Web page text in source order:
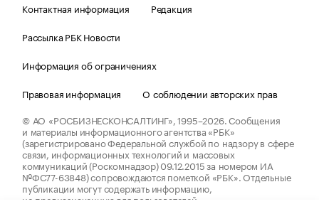
Контактная информация
Редакция
Рассылка РБК Новости
Информация об ограничениях
Правовая информация
О соблюдении авторских прав
© АО «РОСБИЗНЕСКОНСАЛТИНГ»,1995–2026.Сообщения
и материалы информационного агентства «РБК»
(зарегистрировано Федеральной службой по надзору в сфере
связи, информационных технологий и массовых
коммуникаций (Роскомнадзор) 09.12.2015 за номером ИА
№ФС77-63848) сопровождаются пометкой «РБК». Отдельные
публикации могут содержать информацию,
не предназначенную для пользователей